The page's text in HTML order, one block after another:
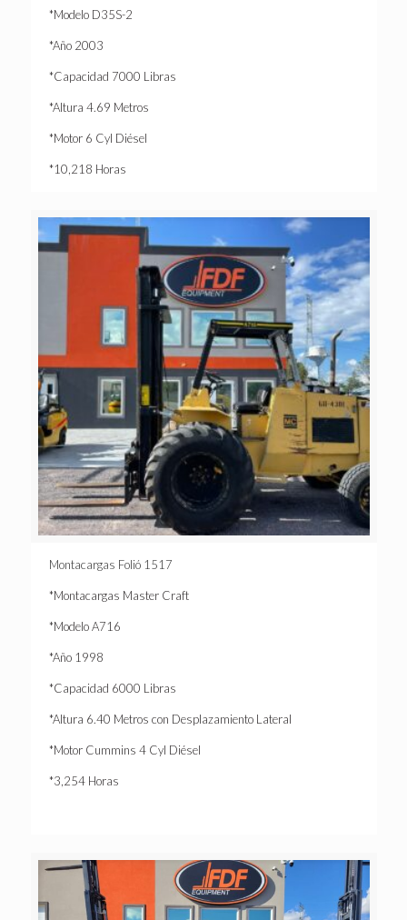
*Modelo D35S-2
*Año 2003
*Capacidad 7000 Libras
*Altura 4.69 Metros
*Motor 6 Cyl Diésel
*10,218 Horas
Montacargas Folió 1517
*Montacargas Master Craft
*Modelo A716
*Año 1998
*Capacidad 6000 Libras
*Altura 6.40 Metros con Desplazamiento Lateral
*Motor Cummins 4 Cyl Diésel
*3,254 Horas